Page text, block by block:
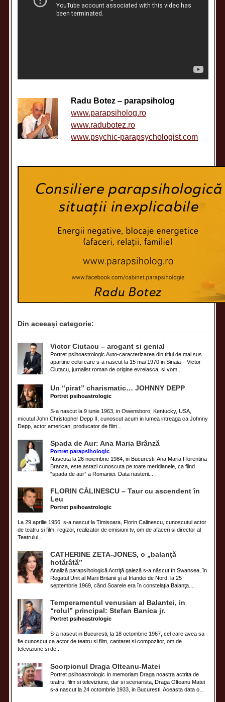
Radu Botez – parapsiholog
www.parapsiholog.ro
www.radubotez.ro
www.psychic-parapsychologist.com
Din aceeași categorie:
Victor Ciutacu – arogant si genial
Portret psihoastrologic Auto-caracterizarea din titlul de mai sus
apartine celui care s-a nascut la 15 mai 1970 in Sinaia – Victor
Ciutacu, jurnalist roman de origine evreiasca, si vom...
Un “pirat” charismatic… JOHNNY DEPP
Portret psihoastrologic
S-a nascut la 9 iunie 1963, in Owensboro, Kentucky, USA,
micutul John Christopher Depp II, cunoscut acum in lumea intreaga ca Johnny
Depp, actor american, producator de film...
Spada de Aur: Ana Maria Brânză
Portret parapsihologic
Nascuta la 26 noiembrie 1984, in Bucuresti, Ana Maria Florentina
Branza, este astazi cunoscuta pe toate meridianele, ca fiind
“spada de aur” a Romaniei. Data nasterii...
FLORIN CĂLINESCU – Taur cu ascendent în
Leu
Portret psihoastrologic
La 29 aprilie 1956, s-a nascut la Timisoara, Florin Calinescu, cunoscutul actor
de teatru si film, regizor, realizator de emisiuni tv, om de afaceri si director al
Teatrului...
CATHERINE ZETA-JONES, o „balanţă
hotărâtă”
Analiză parapsihologică Actriţă galeză s-a născut în Swansea, în
Regatul Unit al Marii Britanii şi al Irlandei de Nord, la 25
septembrie 1969, când Soarele era în constelaţia Balanţa....
Temperamentul venusian al Balantei, in
“rolul” principal: Stefan Banica jr.
Portret psihoastrologic
S-a nascut in Bucuresti, la 18 octombrie 1967, cel care avea sa
fie cunoscut ca actor de teatru si film, cantaret si compozitor, om de
televiziune si de...
Scorpionul Draga Olteanu-Matei
Portret psihoastrologic In memoriam Draga noastra actrita de
teatru, film si televiziune, dar si scenarista, Draga Olteanu Matei
s-a nascut la 24 octombrie 1933, in Bucuresti. Aceasta data o...